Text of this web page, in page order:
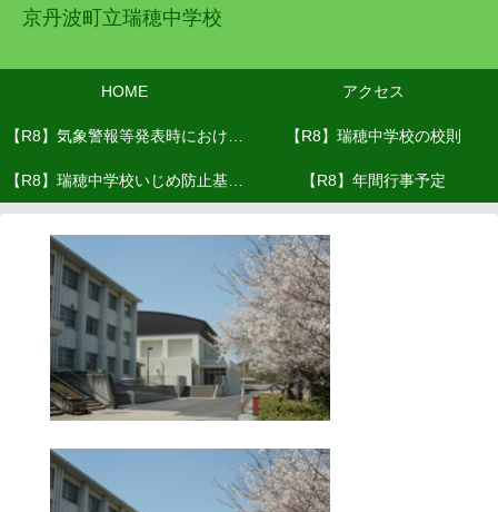
京丹波町立瑞穂中学校
HOME アクセス
【R8】気象警報等発表時における
対応(R8.６月改訂）
【R8】瑞穂中学校の校則
【R8】瑞穂中学校いじめ防止基本 【R8】年間行事予定